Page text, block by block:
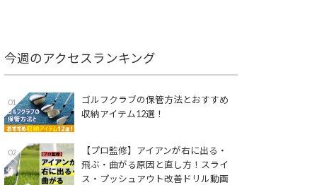
今週のアクセスランキング
01
ゴルフクラブの保管方法とおすすめ
収納アイテム12選！
02
【プロ監修】アイアンが右に出る・
飛ぶ・曲がる原因と直し方！スライ
ス・プッシュアウト改善ドリル動画